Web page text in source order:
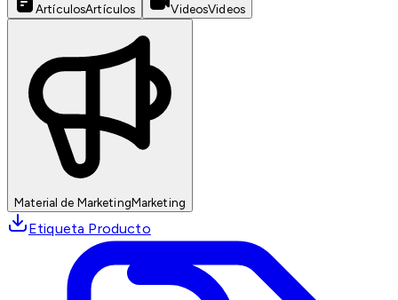
ArtículosArtículos VideosVideos
Material de MarketingMarketing
Etiqueta Producto